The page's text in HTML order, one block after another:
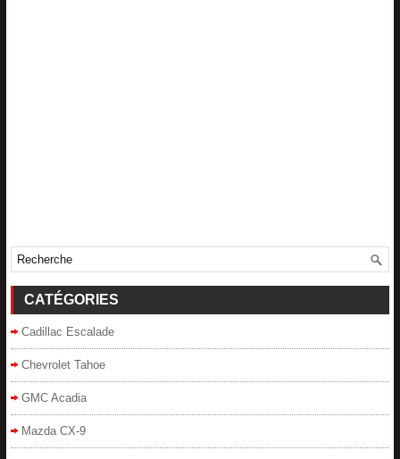
CATÉGORIES
Cadillac Escalade
Chevrolet Tahoe
GMC Acadia
Mazda CX-9